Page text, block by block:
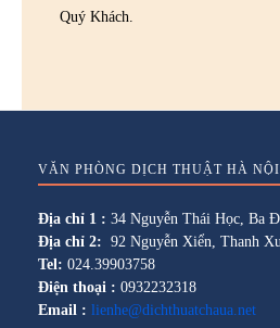
Quý Khách.
VĂN PHÒNG DỊCH THUẬT HÀ NỘI
Địa chỉ 1 : 34 Nguyễn Thái Học, Ba
Địa chỉ 2: 92 Nguyễn Xiển, Thanh
Tel: 024.39903758
Điện thoại : 0932232318
Email : lienhe@dichthuatchaua.net